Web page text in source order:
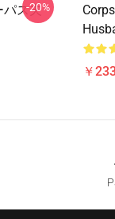
パス夫
-20%
￥